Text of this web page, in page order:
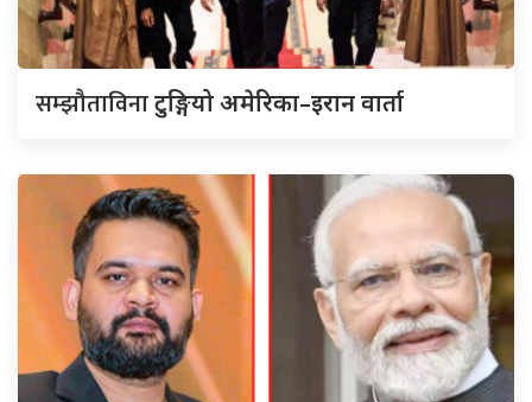
सम्झौताविनाटुङ्गियो अमेरिका–इरान वार्ता